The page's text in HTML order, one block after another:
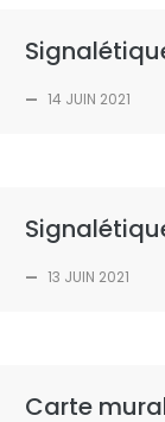
— 14 JUIN 2021
— 13 JUIN 2021
Carte